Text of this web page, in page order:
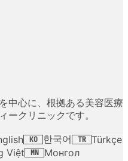
中心に、根拠ある美容医療
ークリニックです。
KO 한국어 TR Türkçe
Việt MN Монгол